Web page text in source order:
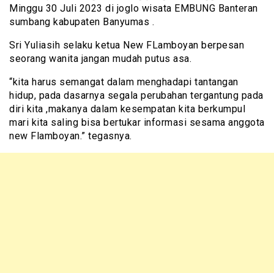
Minggu 30 Juli 2023 di joglo wisata EMBUNG Banteran
sumbang kabupaten Banyumas .
Sri Yuliasih selaku ketua New FLamboyan berpesan
seorang wanita jangan mudah putus asa.
“kita harus semangat dalam menghadapi tantangan
hidup, pada dasarnya segala perubahan tergantung pada
diri kita ,makanya dalam kesempatan kita berkumpul
mari kita saling bisa bertukar informasi sesama anggota
new Flamboyan.” tegasnya.